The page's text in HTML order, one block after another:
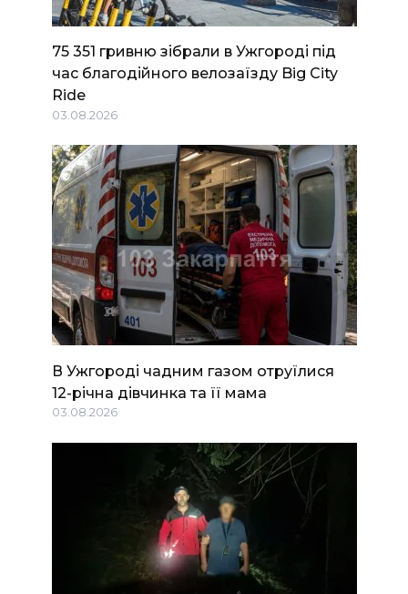
75 351 гривню зібрали в Ужгороді під
час благодійного велозаїзду Big Сity
Ride
03.08.2026
В Ужгороді чадним газом отруїлися
12-річна дівчинка та її мама
03.08.2026